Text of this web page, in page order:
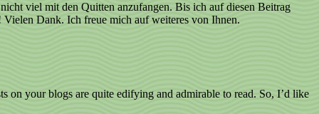
viel mit den Quitten anzufangen. Bis ich auf diesen Beitrag
Vielen Dank. Ich freue mich auf weiteres von Ihnen.
on your blogs are quite edifying and admirable to read. So, I’d like